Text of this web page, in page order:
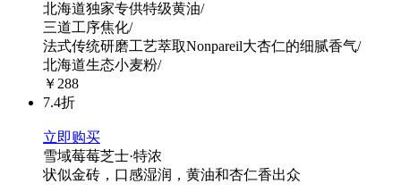
北海道独家专供特级黄油/
三道工序焦化/
法式传统研磨工艺萃取Nonpareil大杏仁的细腻香气/
北海道生态小麦粉/
￥288
7.4折
立即购买
雪域莓莓芝士·特浓
状似金砖，口感湿润，黄油和杏仁香出众